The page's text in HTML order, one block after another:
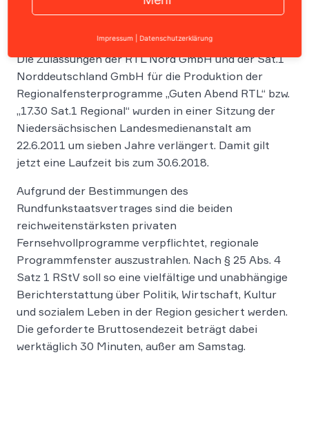
Die Zulassungen der RTL Nord GmbH und der Sat.1
Norddeutschland GmbH für die Produktion der
Regionalfensterprogramme „Guten Abend RTL“ bzw.
„17.30 Sat.1 Regional“ wurden in einer Sitzung der
Niedersächsischen Landesmedienanstalt am
22.6.2011 um sieben Jahre verlängert. Damit gilt
jetzt eine Laufzeit bis zum 30.6.2018.
Aufgrund der Bestimmungen des
Rundfunkstaatsvertrages sind die beiden
reichweitenstärksten privaten
Fernsehvollprogramme verpflichtet, regionale
Programmfenster auszustrahlen. Nach § 25 Abs. 4
Satz 1 RStV soll so eine vielfältige und unabhängige
Berichterstattung über Politik, Wirtschaft, Kultur
und sozialem Leben in der Region gesichert werden.
Die geforderte Bruttosendezeit beträgt dabei
werktäglich 30 Minuten, außer am Samstag.
Impressum Datenschutzerklärung